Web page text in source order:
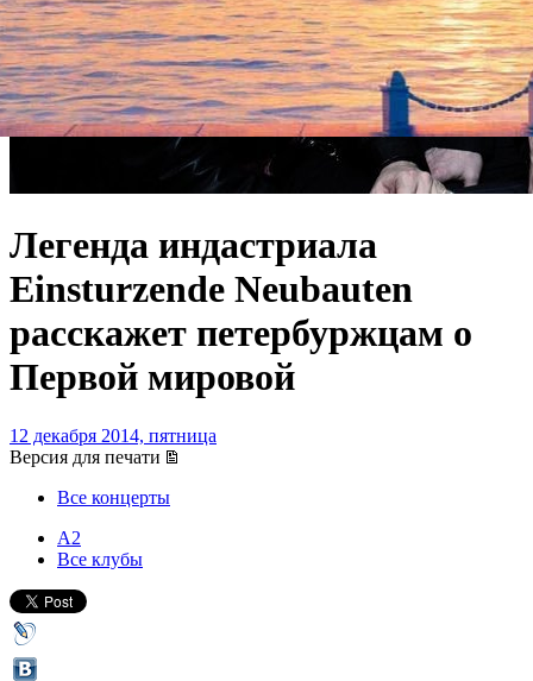
Легенда индастриала
Einsturzende Neubauten
расскажет петербуржцам о
Первой мировой
12 декабря 2014, пятница
Версия для печати
Все концерты
А2
Все клубы